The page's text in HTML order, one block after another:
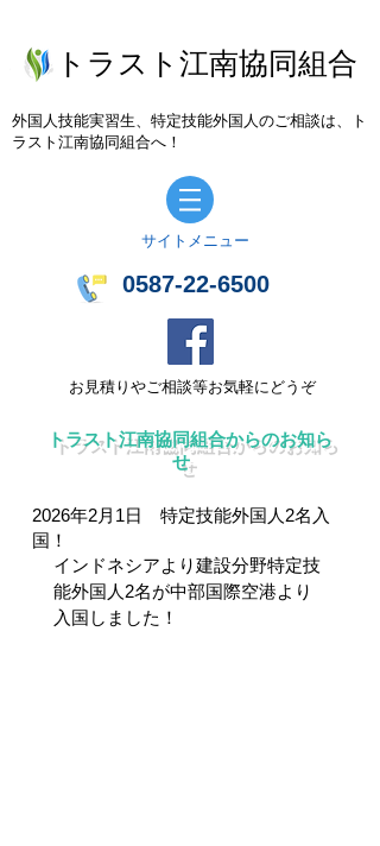
トラスト江南協同組合
外国人技能実習生、特定技能外国人のご相談は、ト
ラスト江南協同組合へ！
​サイトメニュー
0587-22-6500
お見積りやご相談等お気軽にどうぞ
トラスト江南協同組合からのお知ら
せ
2026年2月1日 特定技能外国人2名入
国！
インドネシアより建設分野特定技
能外国人 2名が中部国際空港より
入国しました！